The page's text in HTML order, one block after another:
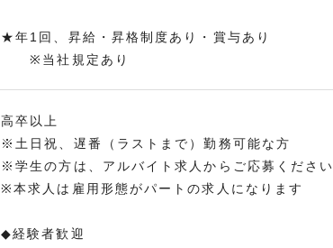
★年1回、昇給・昇格制度あり・賞与あり
※当社規定あり
高卒以上
※土日祝、遅番（ラストまで）勤務可能な方
※学生の方は、アルバイト求人からご応募ください
※本求人は雇用形態がパートの求人になります
◆経験者歓迎